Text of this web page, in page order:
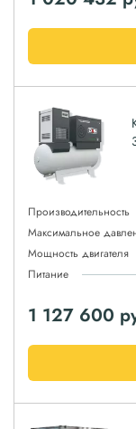
Производительность
Максимальное
Мощность двигателя
Питание
1 127 600